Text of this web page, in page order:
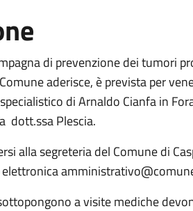
di prevenzione dei tumori
aderisce, è prevista per
di Arnaldo Cianfa in
dott.ssa Plescia.
alla segreteria del Comune di
elettronica
a visite mediche